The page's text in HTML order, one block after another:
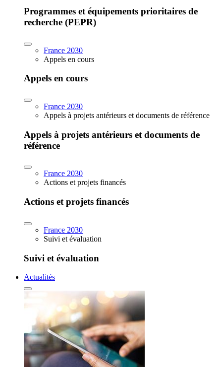
Programmes et équipements prioritaires de
recherche (PEPR)
France 2030
Appels en cours
Appels en cours
France 2030
Appels à projets antérieurs et documents de référence
Appels à projets antérieurs et documents de
référence
France 2030
Actions et projets financés
Actions et projets financés
France 2030
Suivi et évaluation
Suivi et évaluation
Actualités